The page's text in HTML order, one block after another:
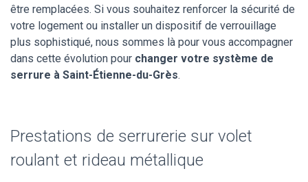
être remplacées. Si vous souhaitez renforcer la sécurité de
votre logement ou installer un dispositif de verrouillage
plus sophistiqué, nous sommes là pour vous accompagner
dans cette évolution pour changer votre système de
serrure à Saint-Étienne-du-Grès.
Prestations de serrurerie sur volet
roulant et rideau métallique